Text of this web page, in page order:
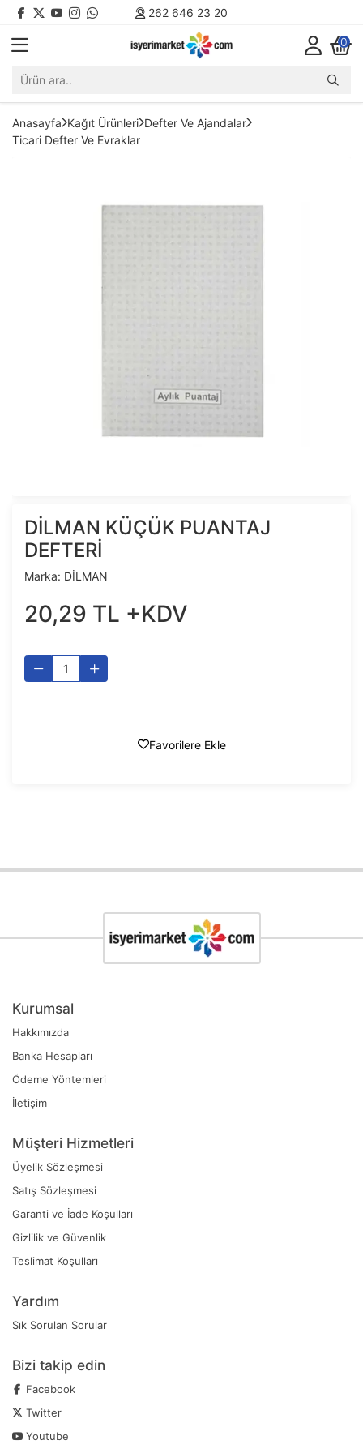
262 646 23 20
0
Anasayfa Kağıt Ürünleri Defter Ve Ajandalar
Ticari Defter Ve Evraklar
DİLMAN KÜÇÜK PUANTAJ
DEFTERİ
Marka: DİLMAN
20,29 TL +KDV
Favorilere Ekle
Kurumsal
Hakkımızda
Banka Hesapları
Ödeme Yöntemleri
İletişim
Müşteri Hizmetleri
Üyelik Sözleşmesi
Satış Sözleşmesi
Garanti ve İade Koşulları
Gizlilik ve Güvenlik
Teslimat Koşulları
Yardım
Sık Sorulan Sorular
Bizi takip edin
Facebook
Twitter
Youtube